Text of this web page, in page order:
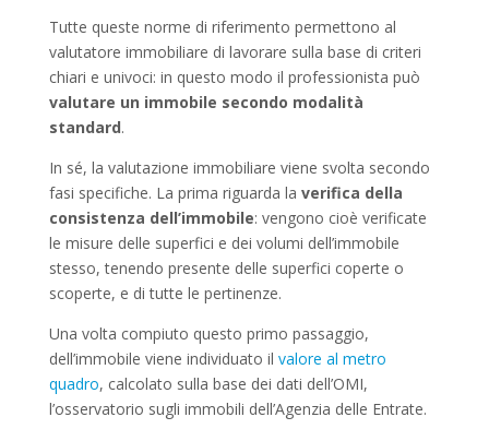
Tutte queste norme di riferimento permettono al
valutatore immobiliare di lavorare sulla base di criteri
chiari e univoci: in questo modo il professionista può
valutare un immobile secondo modalità
standard.
In sé, la valutazione immobiliare viene svolta secondo
fasi specifiche. La prima riguarda la verifica della
consistenza dell’immobile: vengono cioè verificate
le misure delle superfici e dei volumi dell’immobile
stesso, tenendo presente delle superfici coperte o
scoperte, e di tutte le pertinenze.
Una volta compiuto questo primo passaggio,
dell’immobile viene individuato il valore al metro
quadro, calcolato sulla base dei dati dell’OMI,
l’osservatorio sugli immobili dell’Agenzia delle Entrate.